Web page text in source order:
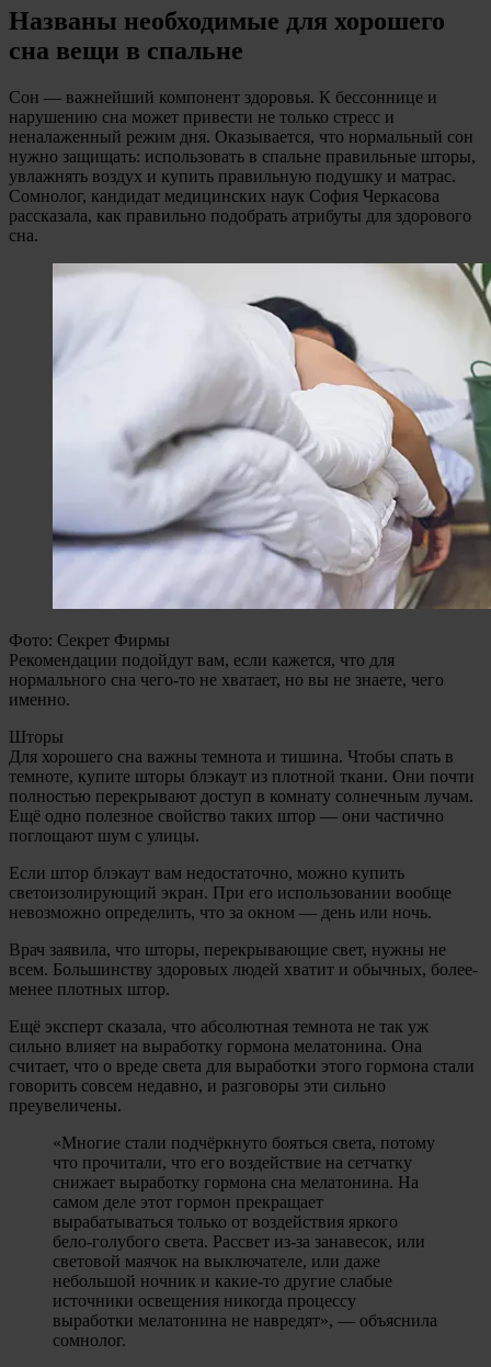
Названы необходимые для хорошего
сна вещи в спальне
Сон — важнейший компонент здоровья. К бессоннице и
нарушению сна может привести не только стресс и
неналаженный режим дня. Оказывается, что нормальный сон
нужно защищать: использовать в спальне правильные шторы,
увлажнять воздух и купить правильную подушку и матрас.
Сомнолог, кандидат медицинских наук София Черкасова
рассказала, как правильно подобрать атрибуты для здорового
сна.
Фото: Секрет Фирмы
Рекомендации подойдут вам, если кажется, что для
нормального сна чего-то не хватает, но вы не знаете, чего
именно.
Шторы
Для хорошего сна важны темнота и тишина. Чтобы спать в
темноте, купите шторы блэкаут из плотной ткани. Они почти
полностью перекрывают доступ в комнату солнечным лучам.
Ещё одно полезное свойство таких штор — они частично
поглощают шум с улицы.
Если штор блэкаут вам недостаточно, можно купить
светоизолирующий экран. При его использовании вообще
невозможно определить, что за окном — день или ночь.
Врач заявила, что шторы, перекрывающие свет, нужны не
всем. Большинству здоровых людей хватит и обычных, более-
менее плотных штор.
Ещё эксперт сказала, что абсолютная темнота не так уж
сильно влияет на выработку гормона мелатонина. Она
считает, что о вреде света для выработки этого гормона стали
говорить совсем недавно, и разговоры эти сильно
преувеличены.
«Многие стали подчёркнуто бояться света, потому
что прочитали, что его воздействие на сетчатку
снижает выработку гормона сна мелатонина. На
самом деле этот гормон прекращает
вырабатываться только от воздействия яркого
бело-голубого света. Рассвет из-за занавесок, или
световой маячок на выключателе, или даже
небольшой ночник и какие-то другие слабые
источники освещения никогда процессу
выработки мелатонина не навредят», — объяснила
сомнолог.